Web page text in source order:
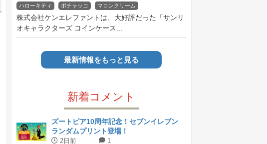
ハローキティ
ポチャッコ マロンクリーム
株式会社ケンエレファントは、大好評だった「サンリ
オキャラクターズ コインケース...
最新情報をもっと見る
新着コメント
ズートピア10周年記念！セブンイレブン
ランダムプリント登場！
2日前 1